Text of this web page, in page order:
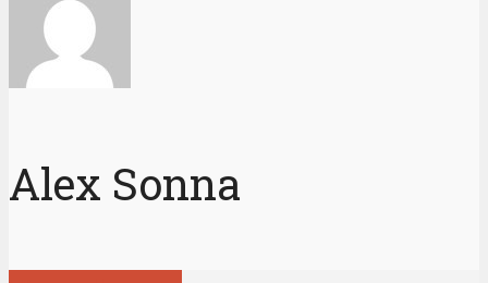
Alex Sonna